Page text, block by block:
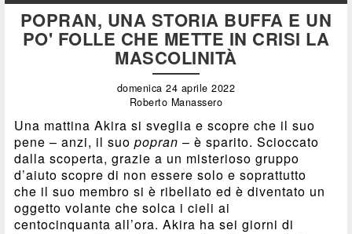
POPRAN, UNA STORIA BUFFA E UN
PO' FOLLE CHE METTE IN CRISI LA
MASCOLINITÀ
domenica 24 aprile 2022
Roberto Manassero
Una mattina Akira si sveglia e scopre che il suo
pene – anzi, il suopopran – è sparito. Scioccato
dalla scoperta, grazie a un misterioso gruppo
d’aiuto scopre di non essere solo e soprattutto
che il suo membro si è ribellato ed è diventato un
oggetto volante che solca i cieli ai
centocinquanta all’ora. Akira ha sei giorni di